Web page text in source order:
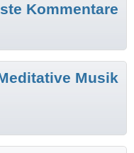
Kommentare
Musik